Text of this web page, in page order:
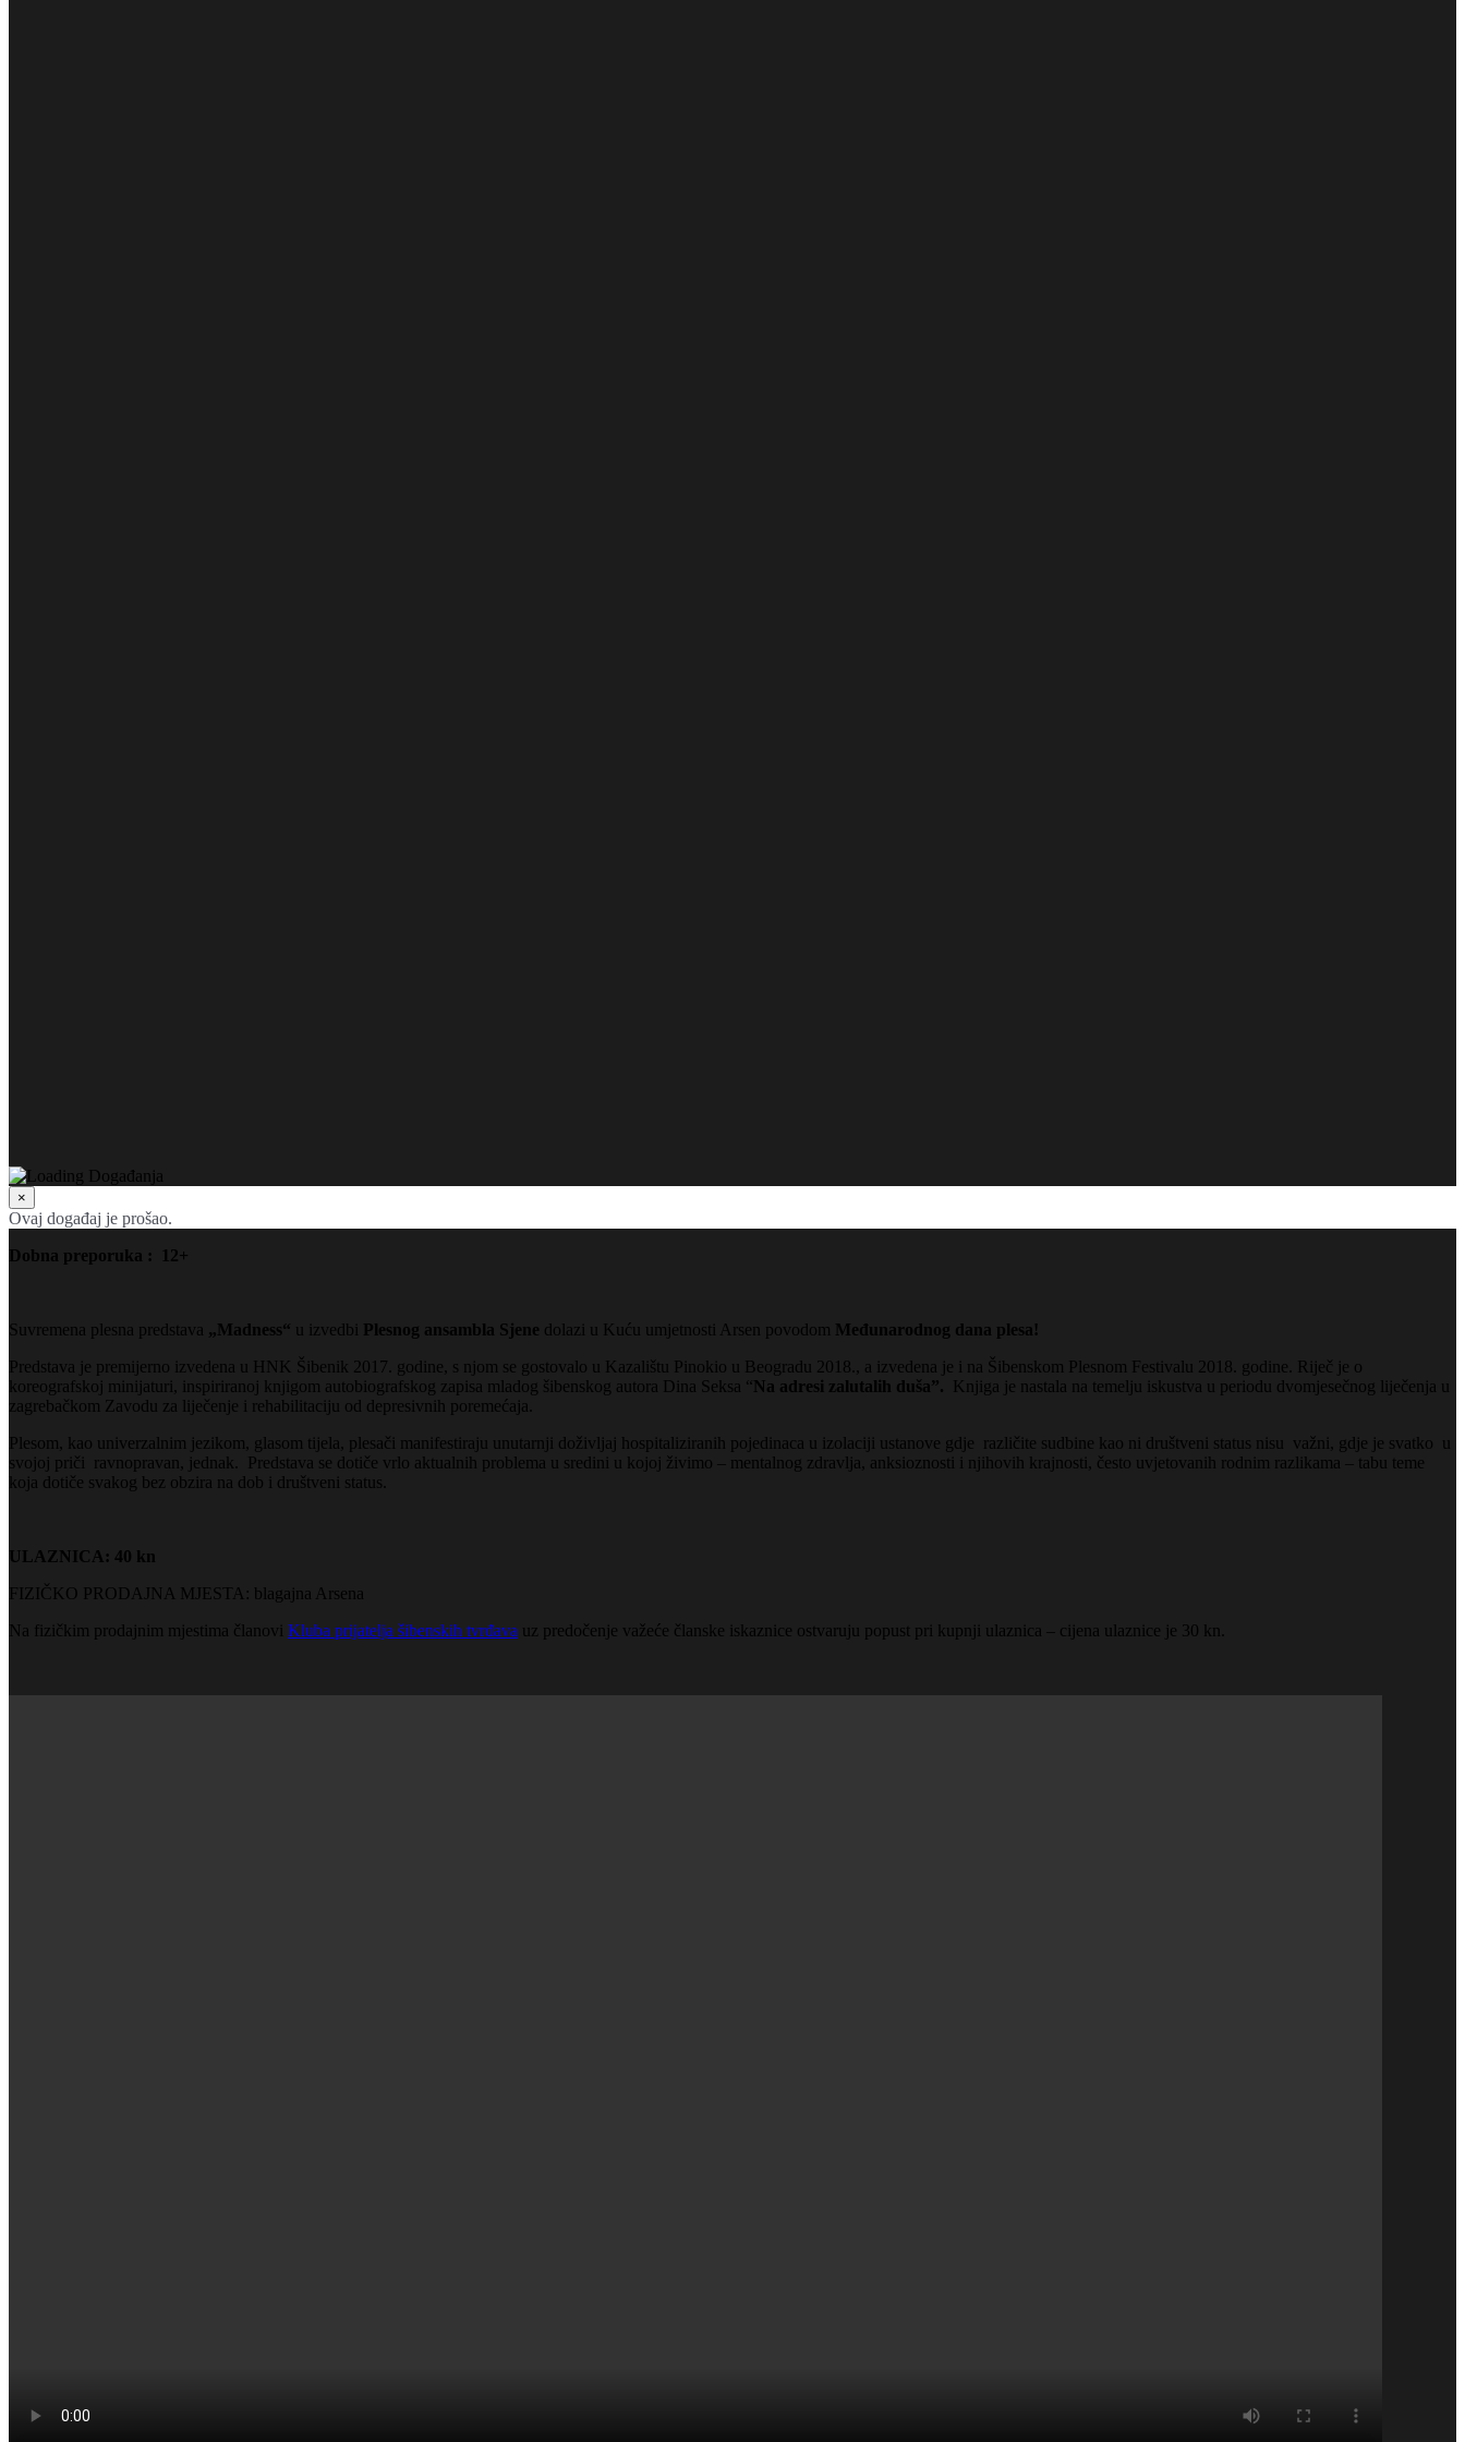
×
Ovaj događaj je prošao.
Dobna preporuka : 12+
Suvremena plesna predstava „Madness“ u izvedbi Plesnog ansambla Sjene dolazi u Kuću umjetnosti Arsen povodom Međunarodnog dana plesa!
Predstava je premijerno izvedena u HNK Šibenik 2017. godine, s njom se gostovalo u Kazalištu Pinokio u Beogradu 2018., a izvedena je i na Šibenskom Plesnom Festivalu 2018. godine. Riječ je o
koreografskoj minijaturi, inspiriranoj knjigom autobiografskog zapisa mladog šibenskog autora Dina Seksa “Na adresi zalutalih duša”.
Knjiga je nastala na temelju iskustva u periodu dvomjesečnog liječenja u
zagrebačkom Zavodu za liječenje i rehabilitaciju od depresivnih poremećaja.
Plesom, kao univerzalnim jezikom, glasom tijela, plesači manifestiraju unutarnji doživljaj hospitaliziranih pojedinaca u izolaciji ustanove gdje različite sudbine kao ni društveni status nisu važni, gdje je svatko u
svojoj priči ravnopravan, jednak. Predstava se dotiče vrlo aktualnih problema u sredini u kojoj živimo – mentalnog zdravlja, anksioznosti i njihovih krajnosti, često uvjetovanih rodnim razlikama – tabu teme
koja dotiče svakog bez obzira na dob i društveni status.
ULAZNICA: 40 kn
FIZIČKO PRODAJNA MJESTA: blagajna Arsena
Na fizičkim prodajnim mjestima članovi Kluba prijatelja šibenskih tvrđava uz predočenje važeće članske iskaznice ostvaruju popust pri kupnji ulaznica – cijena ulaznice je 30 kn.